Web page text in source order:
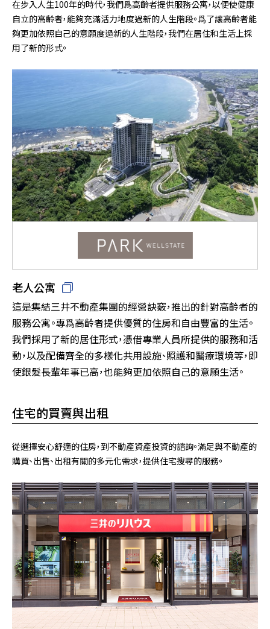
在步入人生100年的時代，我們爲高齡者提供服務公寓，以便使健康
自立的高齡者，能夠充滿活力地度過新的人生階段。爲了讓高齡者能
夠更加依照自己的意願度過新的人生階段，我們在居住和生活上採
用了新的形式。
老人公寓
這是集結三井不動產集團的經營訣竅，推出的針對高齡者的
服務公寓。專爲高齡者提供優質的住房和自由豐富的生活。
我們採用了新的居住形式，憑借專業人員所提供的服務和活
動，以及配備齊全的多樣化共用設施、照護和醫療環境等，即
使銀髮長輩年事已高，也能夠更加依照自己的意願生活。
住宅的買賣與出租
從選擇安心舒適的住房，到不動產資產投資的諮詢。滿足與不動產的
購買、出售、出租有關的多元化需求，提供住宅搜尋的服務。